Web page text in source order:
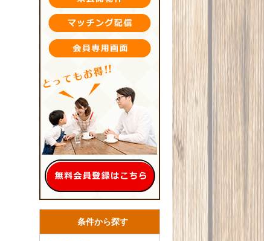
条件から探す